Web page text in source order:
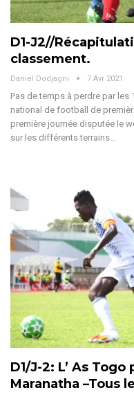
D1-J2//
classement.
Daniel Dodjagni 7 Avr 2021
Pas de temps à perdre par
national de football de
première journée disputée le
sur les différents terrains…
D1/J-2: L’ As
Maranatha –Tous